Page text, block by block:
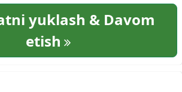
yuklash & Davom
etish